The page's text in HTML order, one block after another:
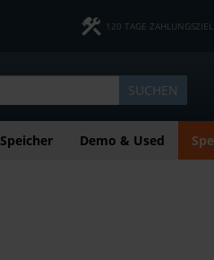
120 TAGE ZAHLUNGSZIEL
SUCHEN
Speicher Demo & Used